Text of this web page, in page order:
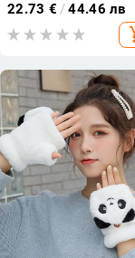
с половин пръст,
за шофиране
22.73 € /44.46 лв